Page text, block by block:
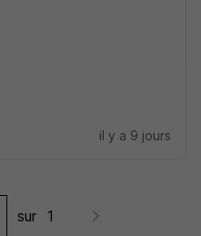
il y a 9 jours
sur 1